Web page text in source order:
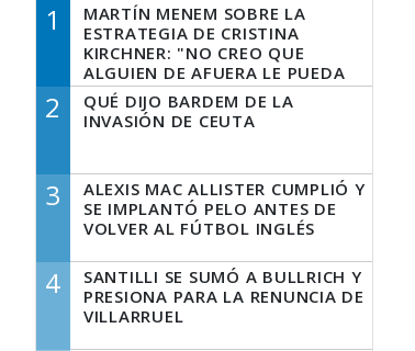
1
MARTÍN MENEM SOBRE LA
ESTRATEGIA DE CRISTINA
KIRCHNER: "NO CREO QUE
ALGUIEN DE AFUERA LE PUEDA
DECIR A LA JUSTICIA LO QUE
TIENE QUE HACER"
2
QUÉ DIJO BARDEM DE LA
INVASIÓN DE CEUTA
3
ALEXIS MAC ALLISTER CUMPLIÓ Y
SE IMPLANTÓ PELO ANTES DE
VOLVER AL FÚTBOL INGLÉS
4
SANTILLI SE SUMÓ A BULLRICH Y
PRESIONA PARA LA RENUNCIA DE
VILLARRUEL